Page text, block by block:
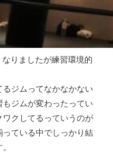
りましたが練習環境的
ジムってなかなかない
ジムが変わったってい
クしてるっていうのが
ている中でしっかり結